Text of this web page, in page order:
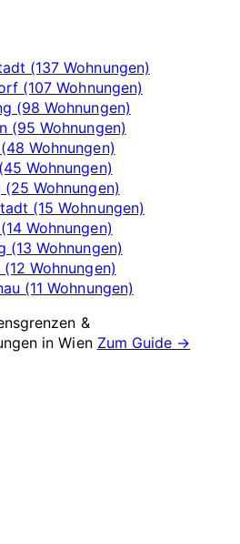
(137 Wohnungen)
(107 Wohnungen)
(98 Wohnungen)
(95 Wohnungen)
Wohnungen)
Wohnungen)
Wohnungen)
(15 Wohnungen)
Wohnungen)
(13 Wohnungen)
Wohnungen)
(11 Wohnungen)
&
inWien Zum Guide →